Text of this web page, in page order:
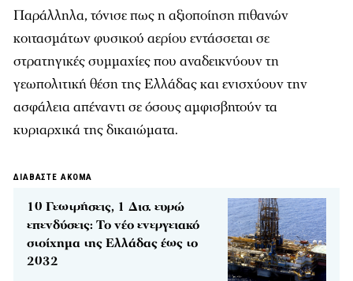
Παράλληλα, τόνισε πως η αξιοποίηση πιθανών
κοιτασμάτων φυσικού αερίου εντάσσεται σε
στρατηγικές συμμαχίες που αναδεικνύουν τη
γεωπολιτική θέση της Ελλάδας και ενισχύουν την
ασφάλεια απέναντι σε όσους αμφισβητούν τα
κυριαρχικά της δικαιώματα.
ΔΙΑΒΑΣΤΕ ΑΚΟΜΑ
10 Γεωτρήσεις, 1 Δισ. ευρώ
επενδύσεις: Το νέο ενεργειακό
στοίχημα της Ελλάδας έως το
2032